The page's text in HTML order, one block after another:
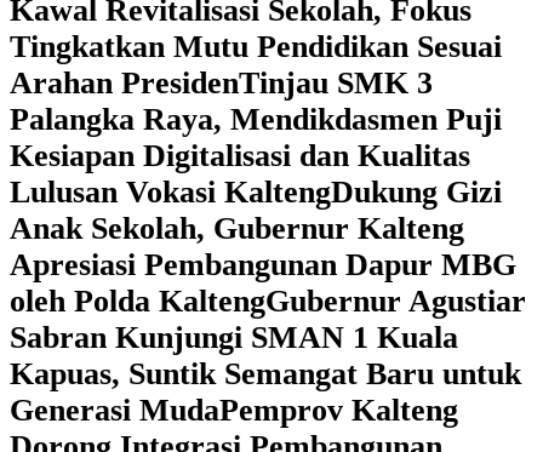
Kawal Revitalisasi Sekolah, Fokus
Tingkatkan Mutu Pendidikan Sesuai
Arahan Presiden‎Tinjau SMK 3
Palangka Raya, Mendikdasmen Puji
Kesiapan Digitalisasi dan Kualitas
Lulusan Vokasi Kalteng‎Dukung Gizi
Anak Sekolah, Gubernur Kalteng
Apresiasi Pembangunan Dapur MBG
oleh Polda Kalteng‎Gubernur Agustiar
Sabran Kunjungi SMAN 1 Kuala
Kapuas, Suntik Semangat Baru untuk
Generasi Muda‎Pemprov Kalteng